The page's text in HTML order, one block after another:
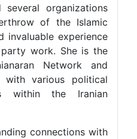
led several organizations
overthrow of the Islamic
invaluable experience
and party work. She is the
Network and
ties with various political
within the Iranian
standing connections with